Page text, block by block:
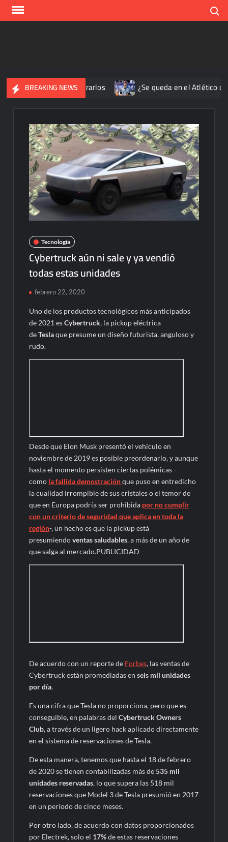
Skip
BREAKING NEWS
prometen liberarlos ¿Se queda en el Atlético de
Tecnología
Cybertruck aún ni sale y ya vendió
todas estas unidades
febrero 22, 2020
Uno de los productos tecnológicos más anticipados
de 2021 esCybertruck, la pickup eléctrica
deTeslaque presume un diseño futurista, anguloso y
rudo.
Desde que Elon Musk presentó el vehículo en
noviembre de 2019 es posible preordenarlo, y aunque
hasta el momento persisten ciertas polémicas -
como la fallida demostraciónque puso en entredicho
la cualidad irrompible de sus cristales o el temor de
que en Europa podría ser prohibida por no cumplir
con un criterio de seguridad que aplica en toda la
región-, un hecho es que la pickup está
presumiendoventas saludables, a más de un año de
que salga al mercado.PUBLICIDAD
De acuerdo con un reporte de Forbes, las ventas de
Cybertruck están promediadas enseis mil unidades
por día.
Es una cifra que Tesla no proporciona, pero que es
conseguible, en palabras delCybertruck Owners
Club, a través de un ligero hack aplicado directamente
en el sistema de reservaciones de Tesla.
De esta manera, tenemos que hasta el 18 de febrero
de 2020 se tienen contabilizadas más de535 mil
unidades reservadas, lo que supera las 518 mil
reservaciones que Model 3 de Tesla presumió en 2017
en un período de cinco meses.
Por otro lado, de acuerdo con datos proporcionados
por Electrek, solo el 17%de estas reservaciones